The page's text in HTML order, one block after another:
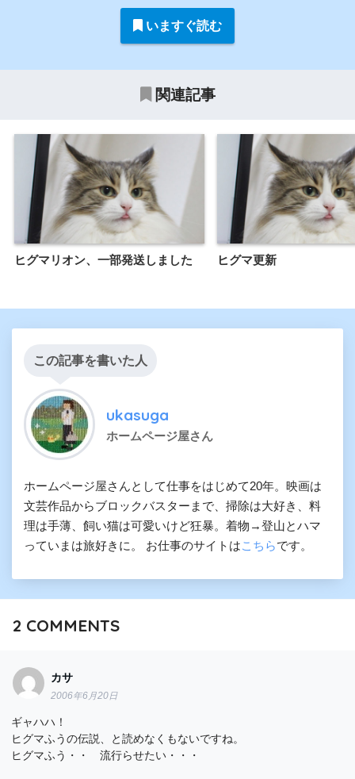
いますぐ読む
関連記事
ヒグマリオン、一部発送しました ヒグマ更新
この記事を書いた人
ukasuga
ホームページ屋さん
ホームページ屋さんとして仕事をはじめて20年。映画は
文芸作品からブロックバスターまで、掃除は大好き、料
理は手薄、飼い猫は可愛いけど狂暴。着物→登山とハマ
っていまは旅好きに。 お仕事のサイトはこちらです。
2 COMMENTS
カサ
2006年6月20日
ギャハハ！
ヒグマふうの伝説、と読めなくもないですね。
ヒグマふう・・ 流行らせたい・・・